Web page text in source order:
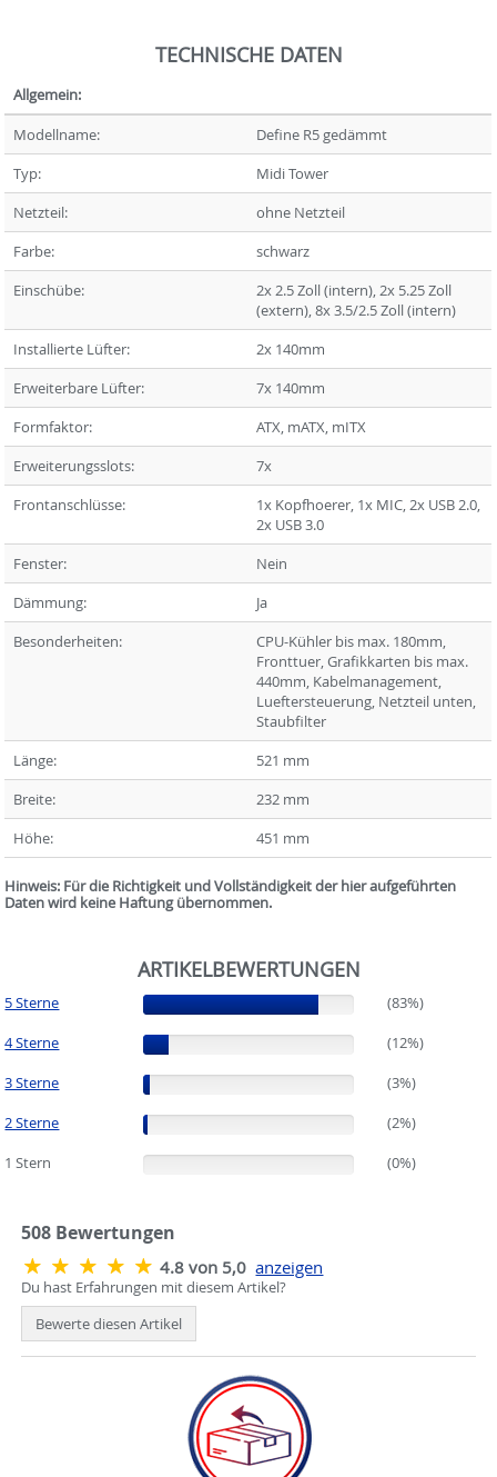
TECHNISCHE DATEN
Allgemein:
Modellname:
Define R5 gedämmt
Typ:
Midi Tower
Netzteil:
ohne Netzteil
Farbe:
schwarz
Einschübe:
2x 2.5 Zoll (intern), 2x 5.25 Zoll
(extern), 8x 3.5/2.5 Zoll (intern)
Installierte Lüfter:
2x 140mm
Erweiterbare Lüfter:
7x 140mm
Formfaktor:
ATX, mATX, mITX
Erweiterungsslots:
7x
Frontanschlüsse:
1x Kopfhoerer, 1x MIC, 2x USB 2.0,
2x USB 3.0
Fenster:
Nein
Dämmung:
Ja
Besonderheiten:
CPU-Kühler bis max. 180mm,
Fronttuer, Grafikkarten bis max.
440mm, Kabelmanagement,
Lueftersteuerung, Netzteil unten,
Staubfilter
Länge:
521 mm
Breite:
232 mm
Höhe:
451 mm
Hinweis: Für die Richtigkeit und Vollständigkeit der hier aufgeführten
Daten wird keine Haftung übernommen.
ARTIKELBEWERTUNGEN
5 Sterne (83%)
(83%)
4 Sterne
(12%)
(12%)
3 Sterne
(3%)
(3%)
2 Sterne
(2%)
(2%)
1 Stern
(0%)
508 Bewertungen
4.8 von 5,0 anzeigen
Du hast Erfahrungen mit diesem Artikel?
Bewerte diesen Artikel